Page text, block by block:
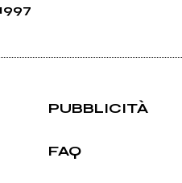
PUBBLICITÀ
FAQ